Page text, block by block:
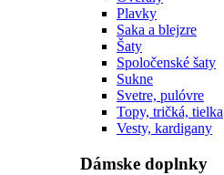
Plavky
Saka a blejzre
Šaty
Spoločenské šaty
Sukne
Svetre, pulóvre
Topy, tričká, tielka
Vesty, kardigany
Dámske doplnky